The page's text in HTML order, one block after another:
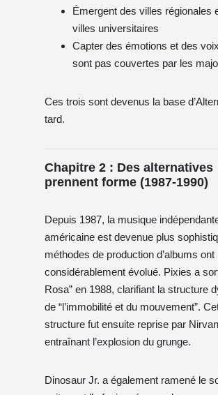
Émergent des villes régionales
villes universitaires
Capter des émotions et des
sont pas couvertes par les
Ces trois sont devenus la base
tard.
Chapitre 2 : Des alternatives
prennent forme (1987-1990)
Depuis 1987, la musique
américaine est devenue plus
méthodes de production d’albums ont
considérablement évolué. Pixies a
Rosa” en 1988, clarifiant la structure
de “l’immobilité et du mouvement”.
structure fut ensuite reprise par
entraînant l’explosion du grunge.
Dinosaur Jr. a également ramené le